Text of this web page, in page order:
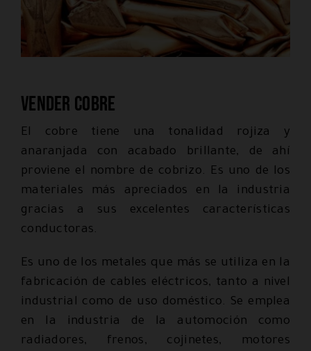
Vender cobre
El cobre tiene una tonalidad rojiza y
anaranjada con acabado brillante, de ahí
proviene el nombre de cobrizo. Es uno de los
materiales más apreciados en la industria
gracias a sus excelentes características
conductoras.
Es uno de los metales que más se utiliza en la
fabricación de cables eléctricos, tanto a nivel
industrial como de uso doméstico. Se emplea
en la industria de la automoción como
radiadores, frenos, cojinetes, motores